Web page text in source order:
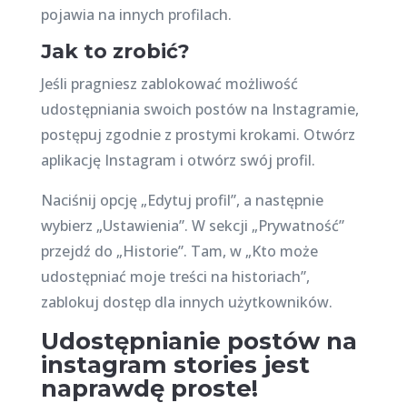
pojawia na innych profilach.
Jak to zrobić?
Jeśli pragniesz zablokować możliwość
udostępniania swoich postów na Instagramie,
postępuj zgodnie z prostymi krokami. Otwórz
aplikację Instagram i otwórz swój profil.
Naciśnij opcję „Edytuj profil”, a następnie
wybierz „Ustawienia”. W sekcji „Prywatność”
przejdź do „Historie”. Tam, w „Kto może
udostępniać moje treści na historiach”,
zablokuj dostęp dla innych użytkowników.
Udostępnianie postów na
instagram stories jest
naprawdę proste!